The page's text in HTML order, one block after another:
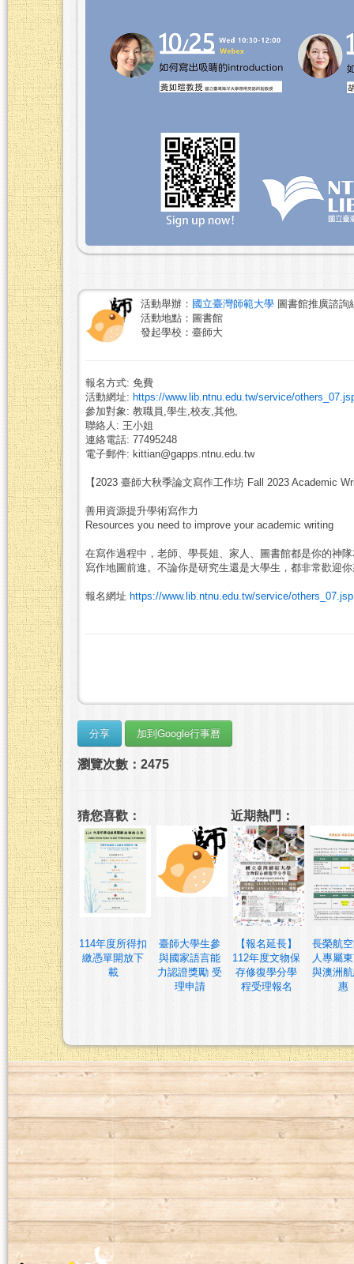
活動舉辦： 國立臺灣師範大學 圖書館推廣諮詢
活動地點：圖書館
發起學校：臺師大
報名方式: 免費
活動網址: https://www.lib.ntnu.edu.tw/service/
參加對象: 教職員,學生,校友,其他,
聯絡人: 王小姐
連絡電話: 77495248
電子郵件: kittian@gapps.ntnu.edu.tw
【2023 臺師大秋季論文寫作工作坊 Fall 2023 Academic
善用資源提升學術寫作力
Resources you need to improve your academic writing
在寫作過程中，老師、學長姐、家人、圖書館都是你的神
寫作地圖前進。不論你是研究生還是大學生，都非常歡迎
報名網址 https://www.lib.ntnu.edu.tw/service/others_07.jsp
瀏覽次數：2475
猜您喜歡：
114年度所得扣
繳憑單開放下
載
臺師大學生參
與國家語言能
力認證獎勵 受
理申請
近期熱門：
【報名延長】
112年度文物保
存修復學分學
程受理報名
長榮航
人專屬
與澳洲
惠